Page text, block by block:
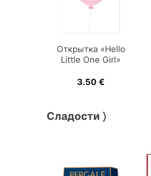
Открытка «Hello
Little One Girl»
3.50 €
Сладости 〉